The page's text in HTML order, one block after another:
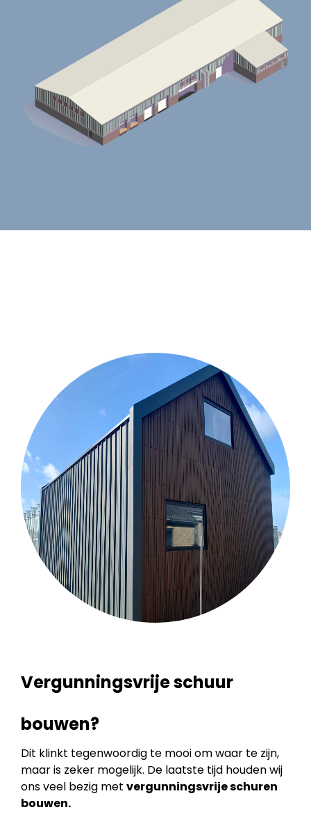
Vergunningsvrije schuur
bouwen?
Dit klinkt tegenwoordig te mooi om waar te zijn,
maar is zeker mogelijk. De laatste tijd houden wij
ons veel bezig met vergunningsvrije schuren
bouwen.